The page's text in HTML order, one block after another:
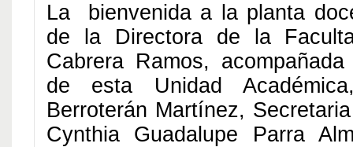
La bienvenida a la planta
de la Directora de la
Cabrera Ramos,
de esta Unidad
Berroterán Martínez,
Cynthia Guadalupe Parra